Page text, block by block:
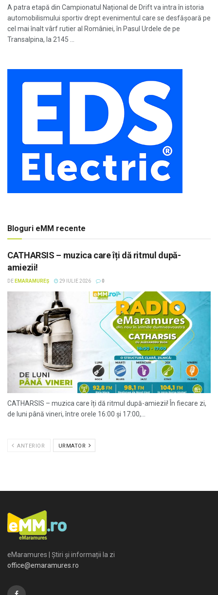
A patra etapă din Campionatul Național de Drift va intra în istoria
automobilismului sportiv drept evenimentul care se desfășoară pe
cel mai înalt vârf rutier al României, în Pasul Urdele de pe
Transalpina, la 2145 ...
Bloguri eMM recente
CATHARSIS – muzica care îți dă ritmul după-
amiezii!
DE EMARAMUREȘ 29 IULIE 2026 0
CATHARSIS – muzica care îți dă ritmul după-amiezii! În fiecare zi,
de luni până vineri, între orele 16:00 și 17:00,...
ANTERIOR URMATOR
eMaramures | Știri și informații la zi
office@emaramures.ro